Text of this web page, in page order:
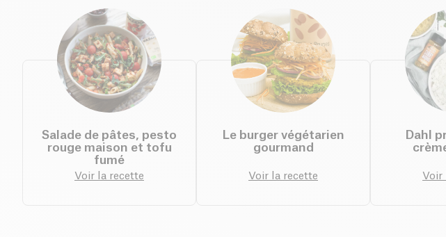
Salade de pâtes, pesto
rouge maison et tofu
fumé
Voir la recette
Le burger végétarien
gourmand
Voir la recette
Dahl
Voir